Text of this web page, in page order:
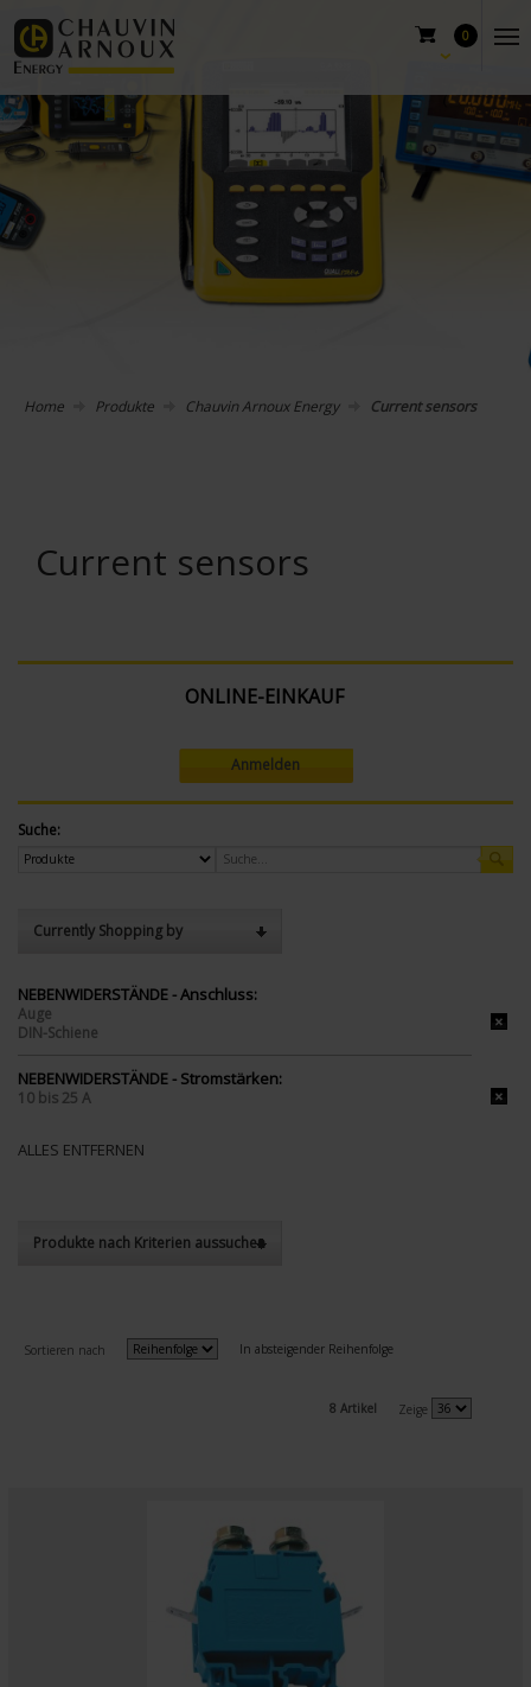
0
Home Produkte Chauvin Arnoux Energy Current sensors
Current sensors
ONLINE-EINKAUF
Anmelden
Suche:
Currently Shopping by
NEBENWIDERSTÄNDE - Anschluss:
Auge
DIN-Schiene
NEBENWIDERSTÄNDE - Stromstärken:
10 bis 25 A
ALLES ENTFERNEN
Produkte nach Kriterien aussuchen
Sortieren nach In absteigender Reihenfolge
8 Artikel Zeige